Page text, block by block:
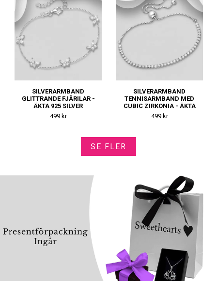
SILVERARMBAND
GLITTRANDE FJÄRILAR -
ÄKTA 925 SILVER
499 kr
SILVERARMBAND
TENNISARMBAND MED
CUBIC ZIRKONIA - ÄKTA
925 SILVER
499 kr
SE FLER